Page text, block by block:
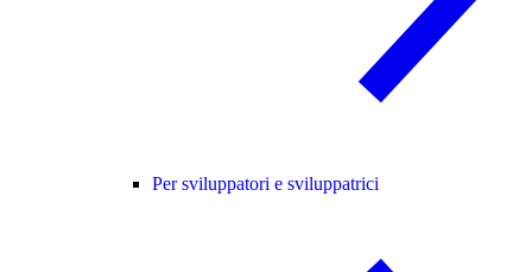
Per sviluppatori e sviluppatrici